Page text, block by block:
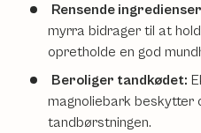
Rensende
myrra bidrager til at
opretholde en god
Beroliger tandkødet:
magnoliebark beskytter
tandbørstningen.